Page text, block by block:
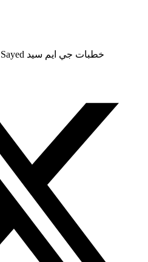
Khutbat -e – Sayed writer GM Sayed خطبات جي ايم سيد